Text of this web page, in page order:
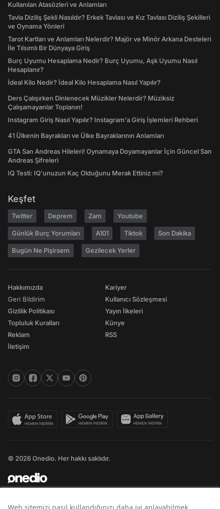
Kullanılan Atasözleri ve Anlamları
Tavla Diziliş Şekli Nasıldır? Erkek Tavlası ve Kız Tavlası Diziliş Şekilleri
ve Oynama Yönleri
Tarot Kartları ve Anlamları Nelerdir? Majör ve Minör Arkana Desteleri
İle Tılsımlı Bir Dünyaya Giriş
Burç Uyumu Hesaplama Nedir? Burç Uyumu, Aşk Uyumu Nasıl
Hesaplanır?
İdeal Kilo Nedir? İdeal Kilo Hesaplama Nasıl Yapılır?
Ders Çalışırken Dinlenecek Müzikler Nelerdir? Müziksiz
Çalışamayanlar Toplanın!
Instagram Giriş Nasıl Yapılır? Instagram'a Giriş İşlemleri Rehberi
41 Ülkenin Bayrakları ve Ülke Bayraklarının Anlamları
GTA San Andreas Hileleri! Oynamaya Doyamayanlar İçin Güncel San
Andreas Şifreleri
IQ Testi: IQ'unuzun Kaç Olduğunu Merak Ettiniz mi?
Keşfet
Twitter Deprem Zam Youtube
Günlük Burç Yorumları A101 Tiktok Son Dakika
Bugün Ne Pişirsem Gezilecek Yerler
Hakkımızda
Geri Bildirim
Gizlilik Politikası
Topluluk Kuralları
Reklam
İletişim
Kariyer
Kullanıcı Sözleşmesi
Yayın İlkeleri
Künye
RSS
© 2026 Onedio. Her hakkı saklıdır.